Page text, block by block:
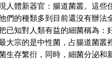
體新器官：腸道菌叢。這些
們的種類多到目前還沒有辦
已知對人類有益的細菌稱為
大宗的是中性菌，占腸道菌
生存繁衍，同時，細菌分泌